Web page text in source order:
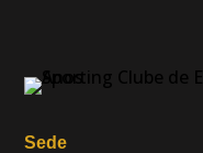
Sede